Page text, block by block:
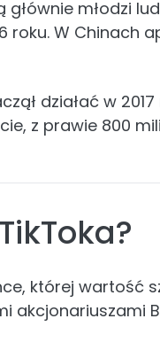
młodzi
roku. W Chinach
działać w
z prawie 800
której wartość
akcjonariuszami